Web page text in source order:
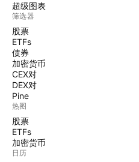
超级图表
筛选器
股票
ETFs
债券
加密货币
CEX对
DEX对
Pine
热图
股票
ETFs
加密货币
日历